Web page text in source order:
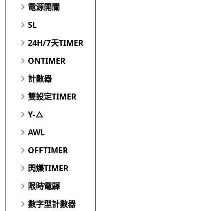
電源開關
SL
24H/7天TIMER
ONTIMER
計數器
雙設定TIMER
Y-△
AWL
OFFTIMER
閃爍TIMER
限時電驛
數字型計數器